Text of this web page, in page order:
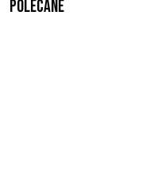
Polecane